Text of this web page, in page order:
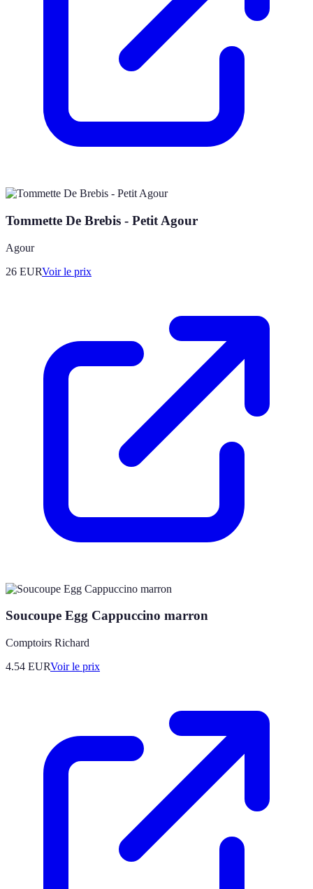
Tommette De Brebis - Petit Agour
Agour
26 EURVoir le prix
Soucoupe Egg Cappuccino marron
Comptoirs Richard
4.54 EURVoir le prix